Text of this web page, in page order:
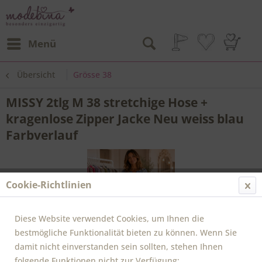
Menü
Übersicht Grösse 38
MISSY 2tlg M 38 stretchige Hose +
kragenlose Zipper Jacke Neu weiss blau
Farbverlauf
Cookie-Richtlinien
Diese Website verwendet Cookies, um Ihnen die
bestmögliche Funktionalität bieten zu können. Wenn Sie
damit nicht einverstanden sein sollten, stehen Ihnen